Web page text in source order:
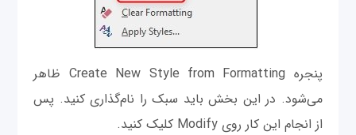
پنجره Create New Style from Formatting ظاهر
می‌شود. در این بخش باید سبک را نام‌گذاری کنید. پس
از انجام این کار روی Modify کلیک کنید.